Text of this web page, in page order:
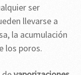
ser
llevarse a
la acumulación
los poros.